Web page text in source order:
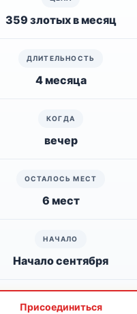
359 злотых в месяц
4 месяца
вечер
6 мест
Начало сентября
Присоединиться